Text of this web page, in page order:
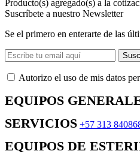
Producto(s) agregado(s) a la
Suscríbete a nuestro Newsletter
Se el primero en enterarte de las
Autorizo ​​el uso de mis datos
EQUIPOS
SERVICIOS +57 313
EQUIPOS DE